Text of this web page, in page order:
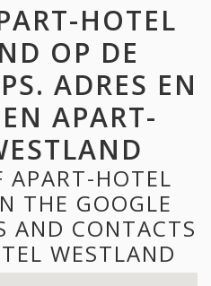
HOTEL
OP DE
ADRES EN
APART-
APART-HOTEL
THE GOOGLE
AND CONTACTS
WESTLAND